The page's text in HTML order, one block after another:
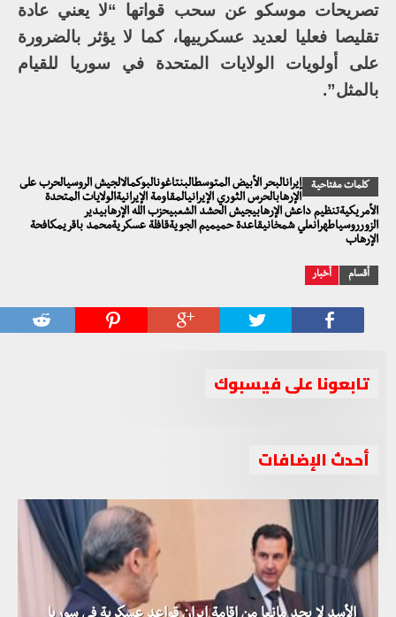
تصريحات موسكو عن سحب قواتها “لا يعني عادة
تقليصا فعليا لعديد عسكرييها، كما لا يؤثر بالضرورة
على أولويات الولايات المتحدة في سوريا للقيام
بالمثل”.
كلمات مفتاحية
إيرانالبحر الأبيض المتوسطالبنتاغونالبوكمالالجيش الروسيالحرب على
الإرهابالحرس الثوري الإيرانيالمقاومة الإيرانيةالولايات المتحدة
الأمريكيةتنظيم داعش الإرهابيجيش الحشد الشعبيحزب الله الإرهابيدير
الزورروسياطهرانعلي شمخانيقاعدة حميميم الجويةقافلة عسكريةمحمد باقريمكافحة
الإرهاب
أقسام أخبار
تابعونا على فيسبوك
أحدث الإضافات